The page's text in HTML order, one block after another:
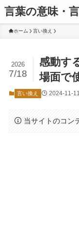
言葉の意味・
ホーム 言い換え
感動す
場面で
2026
7/18
言い換え 2024-11-11
当サイトのコン